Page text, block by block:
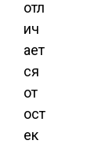
отл
ич
ает
ся
от
ост
ек